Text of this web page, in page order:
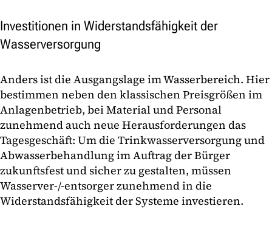
Investitionen in Widerstandsfähigkeit der
Wasserversorgung
Anders ist die Ausgangslage im Wasserbereich. Hier
bestimmen neben den klassischen Preisgrößen im
Anlagenbetrieb, bei Material und Personal
zunehmend auch neue Herausforderungen das
Tagesgeschäft: Um die Trinkwasserversorgung und
Abwasserbehandlung im Auftrag der Bürger
zukunftsfest und sicher zu gestalten, müssen
Wasserver-/-entsorger zunehmend in die
Widerstandsfähigkeit der Systeme investieren.